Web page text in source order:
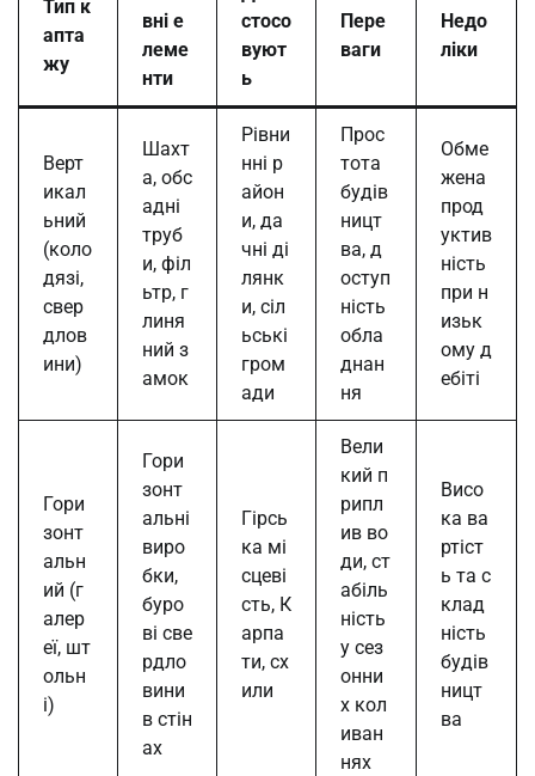
Тип к
апта
жу
вні е
леме
нти
стосо
вуют
ь
Пере
ваги
Недо
ліки
Верт
икал
ьний
(коло
дязі,
свер
длов
ини)
Шахт
а, обс
адні
труб
и, філ
ьтр, г
линя
ний з
амок
Рівни
нні р
айон
и, да
чні ді
лянк
и, сіл
ьські
гром
ади
Прос
тота
будів
ницт
ва, д
оступ
ність
обла
днан
ня
Обме
жена
прод
уктив
ність
при н
изьк
ому д
ебіті
Гори
зонт
альн
ий (г
алер
еї, шт
ольн
і)
Гори
зонт
альні
виро
бки,
буро
ві све
рдло
вини
в стін
ах
Гірсь
ка мі
сцеві
сть, К
арпа
ти, сх
или
Вели
кий п
рипл
ив во
ди, ст
абіль
ність
у сез
онни
х кол
иван
нях
Висо
ка ва
ртіст
ь та с
клад
ність
будів
ницт
ва